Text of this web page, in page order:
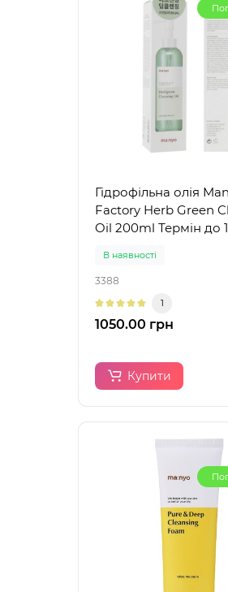
Гідрофільна олія
Factory Herb Green
Oil 200ml Термін до
В наявності
3388
1
1050.00 грн
Купити